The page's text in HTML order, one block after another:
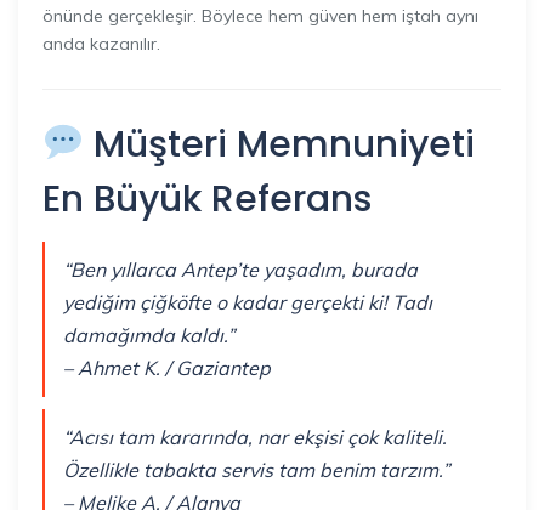
önünde gerçekleşir. Böylece hem güven hem iştah aynı
anda kazanılır.
Müşteri Memnuniyeti
En Büyük Referans
“Ben yıllarca Antep’te yaşadım, burada
yediğim çiğköfte o kadar gerçekti ki! Tadı
damağımda kaldı.”
– Ahmet K. / Gaziantep
“Acısı tam kararında, nar ekşisi çok kaliteli.
Özellikle tabakta servis tam benim tarzım.”
– Melike A. / Alanya